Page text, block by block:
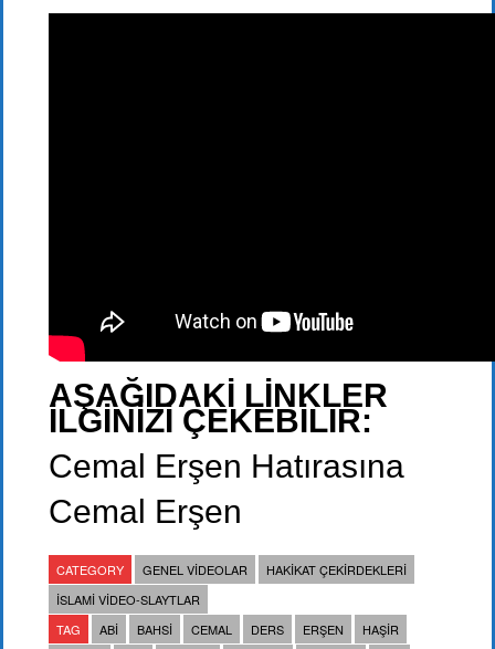
AŞAĞIDAKİ LİNKLER
İLGİNİZİ ÇEKEBİLİR:
Cemal Erşen Hatırasına
Cemal Erşen
CATEGORY GENEL VIDEOLAR
HAKIKAT ÇEKIRDEKLERI
İSLAMI VIDEO-SLAYTLAR
TAG
ABI BAHSI CEMAL DERS ERŞEN
HAŞIR